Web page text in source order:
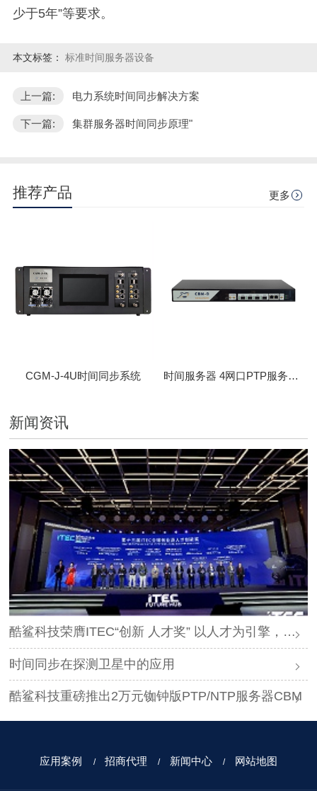
少于5年”等要求。
本文标签： 标准时间服务器设备
上一篇: 电力系统时间同步解决方案
下一篇: 集群服务器时间同步原理"
推荐产品 更多
CGM-J-4U时间同步系统 时间服务器 4网口PTP服务器 CBM-D-40
新闻资讯
酷鲨科技荣膺ITEC“创新 人才奖” 以人才为引擎，时空为基石，驱动智能未来
时间同步在探测卫星中的应用
酷鲨科技重磅推出2万元铷钟版PTP/NTP服务器CBM
应用案例 招商代理 新闻中心 网站地图